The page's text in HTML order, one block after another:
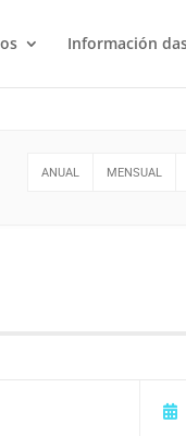
Información
ANUAL MENSUAL